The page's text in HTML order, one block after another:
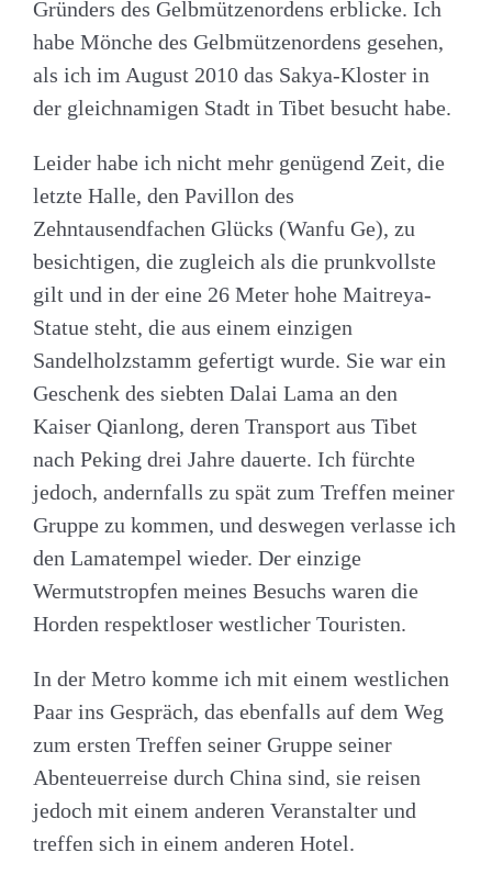
Gründers des Gelbmützenordens erblicke. Ich
habe Mönche des Gelbmützenordens gesehen,
als ich im August 2010 das Sakya-Kloster in
der gleichnamigen Stadt in Tibet besucht habe.
Leider habe ich nicht mehr genügend Zeit, die
letzte Halle, den Pavillon des
Zehntausendfachen Glücks (Wanfu Ge), zu
besichtigen, die zugleich als die prunkvollste
gilt und in der eine 26 Meter hohe Maitreya-
Statue steht, die aus einem einzigen
Sandelholzstamm gefertigt wurde. Sie war ein
Geschenk des siebten Dalai Lama an den
Kaiser Qianlong, deren Transport aus Tibet
nach Peking drei Jahre dauerte. Ich fürchte
jedoch, andernfalls zu spät zum Treffen meiner
Gruppe zu kommen, und deswegen verlasse ich
den Lamatempel wieder. Der einzige
Wermutstropfen meines Besuchs waren die
Horden respektloser westlicher Touristen.
In der Metro komme ich mit einem westlichen
Paar ins Gespräch, das ebenfalls auf dem Weg
zum ersten Treffen seiner Gruppe seiner
Abenteuerreise durch China sind, sie reisen
jedoch mit einem anderen Veranstalter und
treffen sich in einem anderen Hotel.